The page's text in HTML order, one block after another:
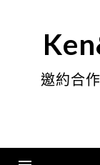
邀約合